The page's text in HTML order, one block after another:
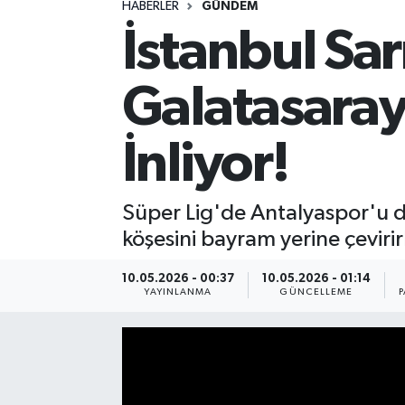
HABERLER GÜNDEM
İstanbul
İnliyor!
Süper Lig'de Antalyaspor'u
köşesini bayram yerine
10.05.2026 - 00:37
YAYINLANMA
10.05.2026 - 01:14
GÜNCELLEME